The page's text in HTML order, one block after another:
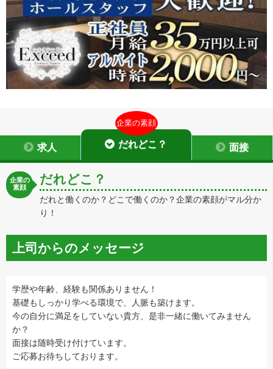
求人
企業の素顔
だれどこ？ 面接
企業の
素顔
だれどこ？
だれと働くのか？どこで働くのか？企業の素顔がマル分か
り！
上司からのメッセージ
学歴や年齢、経験も関係ありません！
基礎もしっかり学べる環境で、人脈も築けます。
今の自分に満足をしていない貴方、是非一緒に働いてみません
か？
面接は随時受け付けています。
ご応募お待ちしております。